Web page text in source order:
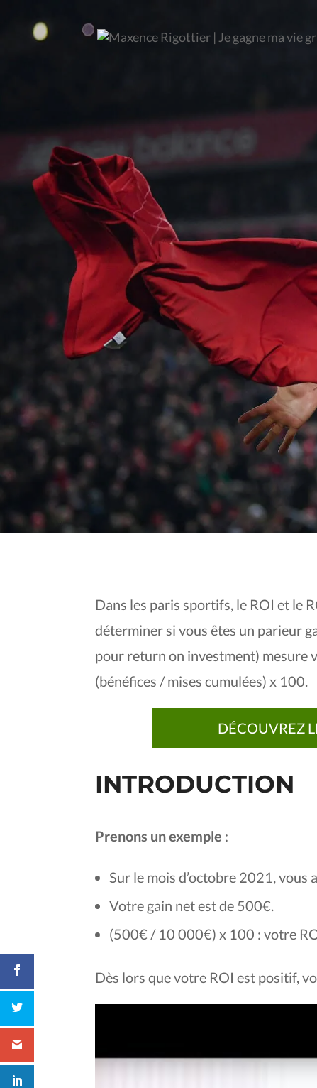
Dans les paris sportifs, le ROI et le
déterminer si vous êtes un parieur
pour return on investment) mesure
(bénéfices / mises cumulées) x 100.
DÉCOUVREZ
INTRODUCTION
Prenons un exemple :
Sur le mois d’octobre 2021, vous
Votre gain net est de 500€.
(500€ / 10 000€) x 100 : votre
Dès lors que votre ROI est positif,